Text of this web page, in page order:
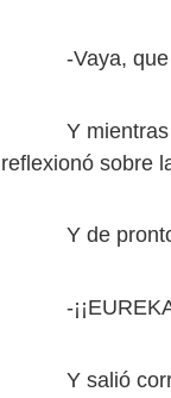
-Vaya, que
Y mientras
reflexionó sobre
Y de pronto,
-¡¡EUREKA!!
Y salió